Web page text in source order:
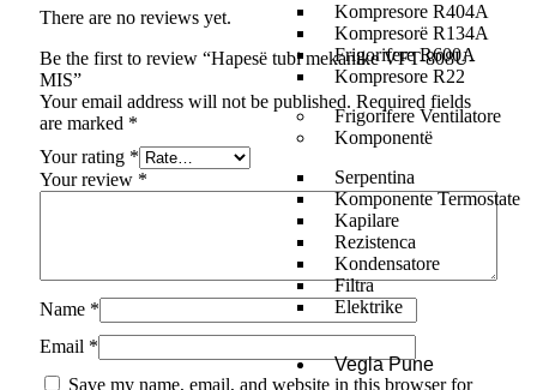
Kompresore R404A
Kompresorë R134A
Frigorifere R600A
Kompresore R22
Frigorifere Ventilatore
Komponentë
Serpentina
Komponente Termostate
Kapilare
Rezistenca
Kondensatore
Filtra
Elektrike
Vegla Pune
There are no reviews yet.
Be the first to review “Hapesë tubi mekanike VFT-808U-
MIS”
Your email address will not be published. Required fields
are marked *
Your rating *
Your review *
Name *
Email *
Save my name, email, and website in this browser for